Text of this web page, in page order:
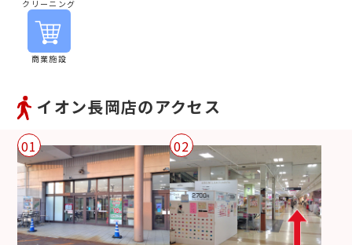
クリーニング
商業施設
イオン長岡店のアクセス
01 02